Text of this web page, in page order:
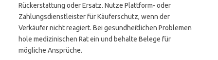
Rückerstattung oder Ersatz. Nutze Plattform- oder
Zahlungsdienstleister für Käuferschutz, wenn der
Verkäufer nicht reagiert. Bei gesundheitlichen Problemen
hole medizinischen Rat ein und behalte Belege für
mögliche Ansprüche.